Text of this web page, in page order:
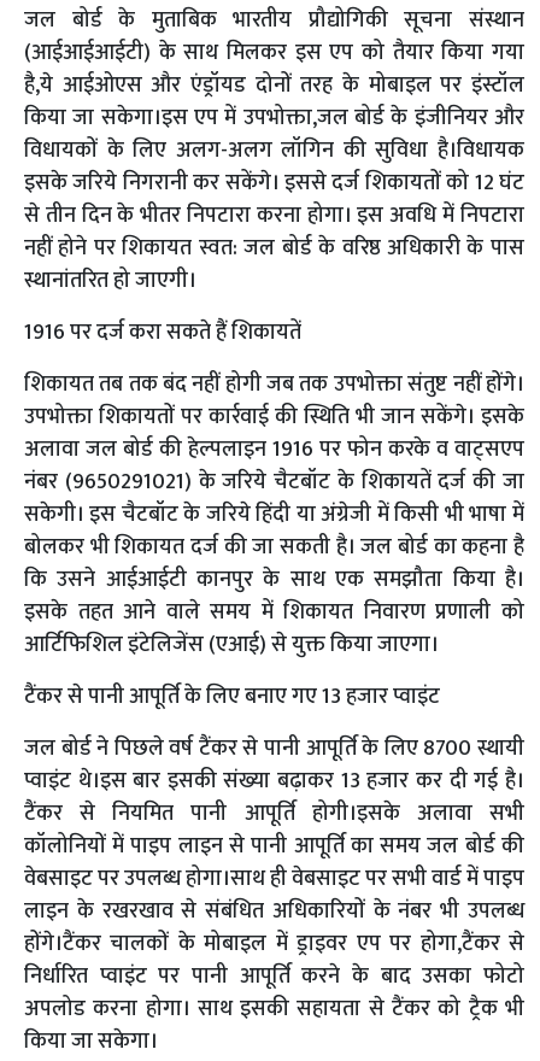
जल बोर्ड के मुताबिक भारतीय प्रौद्योगिकी सूचना संस्थान
(आईआईआईटी) के साथ मिलकर इस एप को तैयार किया गया
है,ये आईओएस और एंड्रॉयड दोनों तरह के मोबाइल पर इंस्टॉल
किया जा सकेगा।इस एप में उपभोक्ता,जल बोर्ड के इंजीनियर और
विधायकों के लिए अलग-अलग लॉगिन की सुविधा है।विधायक
इसके जरिये निगरानी कर सकेंगे। इससे दर्ज शिकायतों को 12 घंट
से तीन दिन के भीतर निपटारा करना होगा। इस अवधि में निपटारा
नहीं होने पर शिकायत स्वत: जल बोर्ड के वरिष्ठ अधिकारी के पास
स्थानांतरित हो जाएगी।
1916 पर दर्ज करा सकते हैं शिकायतें
शिकायत तब तक बंद नहीं होगी जब तक उपभोक्ता संतुष्ट नहीं होंगे।
उपभोक्ता शिकायतों पर कार्रवाई की स्थिति भी जान सकेंगे। इसके
अलावा जल बोर्ड की हेल्पलाइन 1916 पर फोन करके व वाट्सएप
नंबर (9650291021) के जरिये चैटबॉट के शिकायतें दर्ज की जा
सकेगी। इस चैटबॉट के जरिये हिंदी या अंग्रेजी में किसी भी भाषा में
बोलकर भी शिकायत दर्ज की जा सकती है। जल बोर्ड का कहना है
कि उसने आईआईटी कानपुर के साथ एक समझौता किया है।
इसके तहत आने वाले समय में शिकायत निवारण प्रणाली को
आर्टिफिशिल इंटेलिजेंस (एआई) से युक्त किया जाएगा।
टैंकर से पानी आपूर्ति के लिए बनाए गए 13 हजार प्वाइंट
जल बोर्ड ने पिछले वर्ष टैंकर से पानी आपूर्ति के लिए 8700 स्थायी
प्वाइंट थे।इस बार इसकी संख्या बढ़ाकर 13 हजार कर दी गई है।
टैंकर से नियमित पानी आपूर्ति होगी।इसके अलावा सभी
कॉलोनियों में पाइप लाइन से पानी आपूर्ति का समय जल बोर्ड की
वेबसाइट पर उपलब्ध होगा।साथ ही वेबसाइट पर सभी वार्ड में पाइप
लाइन के रखरखाव से संबंधित अधिकारियों के नंबर भी उपलब्ध
होंगे।टैंकर चालकों के मोबाइल में ड्राइवर एप पर होगा,टैंकर से
निर्धारित प्वाइंट पर पानी आपूर्ति करने के बाद उसका फोटो
अपलोड करना होगा। साथ इसकी सहायता से टैंकर को ट्रैक भी
किया जा सकेगा।